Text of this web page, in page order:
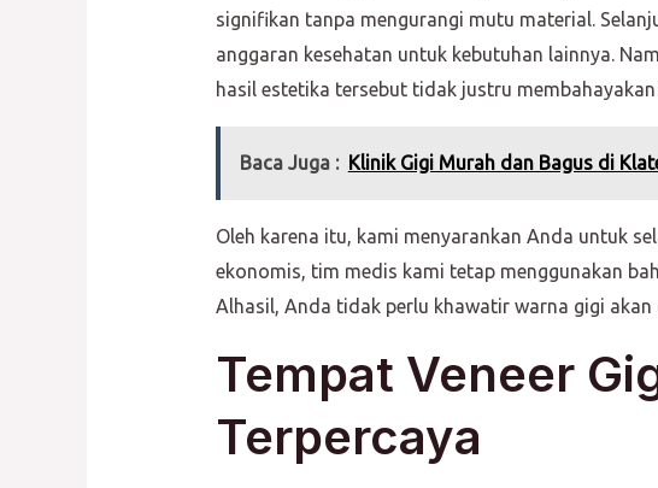
signifikan tanpa mengurangi mutu material.
anggaran kesehatan untuk kebutuhan lainnya.
hasil estetika tersebut tidak justru
Baca Juga : Klinik Gigi Murah dan Bagus di
Oleh karena itu, kami menyarankan Anda untuk
ekonomis, tim medis kami tetap menggunakan
Alhasil, Anda tidak perlu khawatir warna gigi
Tempat Veneer
Terpercaya